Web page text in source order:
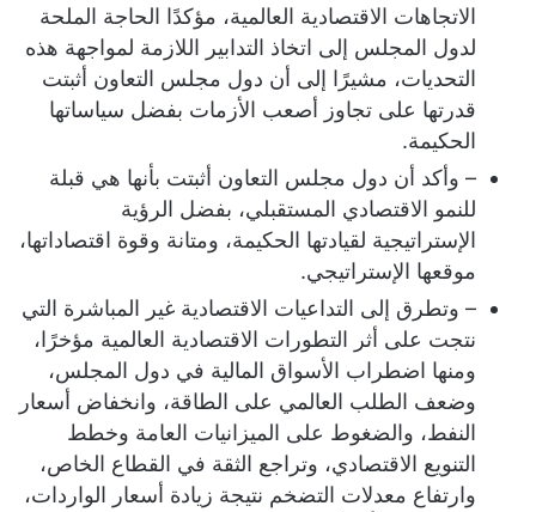
الاتجاهات الاقتصادية العالمية، مؤكدًا الحاجة الملحة
لدول المجلس إلى اتخاذ التدابير اللازمة لمواجهة هذه
التحديات، مشيرًا إلى أن دول مجلس التعاون أثبتت
قدرتها على تجاوز أصعب الأزمات بفضل سياساتها
الحكيمة.
– وأكد أن دول مجلس التعاون أثبتت بأنها هي قبلة
للنمو الاقتصادي المستقبلي، بفضل الرؤية
الإستراتيجية لقيادتها الحكيمة، ومتانة وقوة اقتصاداتها،
موقعها الإستراتيجي.
– وتطرق إلى التداعيات الاقتصادية غير المباشرة التي
نتجت على أثر التطورات الاقتصادية العالمية مؤخرًا،
ومنها اضطراب الأسواق المالية في دول المجلس،
وضعف الطلب العالمي على الطاقة، وانخفاض أسعار
النفط، والضغوط على الميزانيات العامة وخطط
التنويع الاقتصادي، وتراجع الثقة في القطاع الخاص،
وارتفاع معدلات التضخم نتيجة زيادة أسعار الواردات،